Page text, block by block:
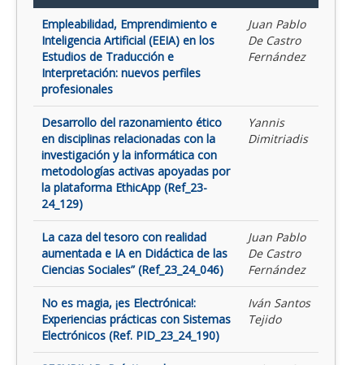
Empleabilidad, Emprendimiento e
Inteligencia Artificial (EEIA) en los
Estudios de Traducción e
Interpretación: nuevos perfiles
profesionales
Juan Pablo
De Castro
Fernández
Desarrollo del razonamiento ético
en disciplinas relacionadas con la
investigación y la informática con
metodologías activas apoyadas por
la plataforma EthicApp (Ref_23-
24_129)
Yannis
Dimitriadis
La caza del tesoro con realidad
aumentada e IA en Didáctica de las
Ciencias Sociales” (Ref_23_24_046)
Juan Pablo
De Castro
Fernández
No es magia, ¡es Electrónica!:
Experiencias prácticas con Sistemas
Electrónicos (Ref. PID_23_24_190)
Iván Santos
Tejido